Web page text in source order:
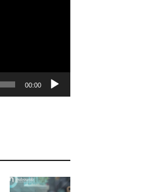
00:00